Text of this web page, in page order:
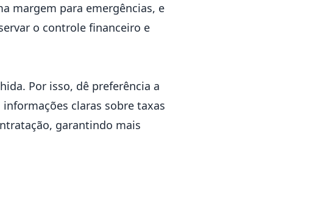
margem para emergências, e
o controle financeiro e
Por isso, dê preferência a
claras sobre taxas
garantindo mais